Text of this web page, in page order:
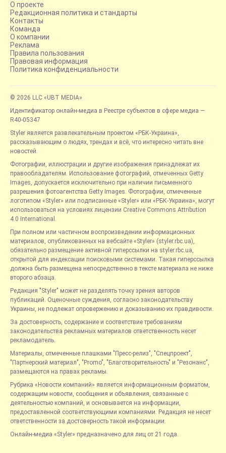
О проекте
Редакционная политика и стандарты
Контакты
Команда
О компании
Реклама
Правила пользования
Правовая информация
Политика конфиденциальности
© 2026 LLC «UBT MEDIA»
Идентификатор онлайн-медиа в Реестре субъектов в сфере медиа —
R40-05347
Styler является развлекательным проектом «РБК-Украина»,
рассказывающим о людях, трендах и всё, что интересно читать вне
новостей.
Фотографии, иллюстрации и другие изображения принадлежат их
правообладателям. Использование фотографий, отмеченных Getty
Images, допускается исключительно при наличии письменного
разрешения фотоагентства Getty Images. Фотографии, отмеченные
логотипом «Styler» или подписанные «Styler» или «РБК-Украина», могут
использоваться на условиях лицензии Creative Commons Attribution
4.0 International.
При полном или частичном воспроизведении информационных
материалов, опубликованных на вебсайте «Styler» (styler.rbc.ua),
обязательно размещение активной гиперссылки на styler.rbc.ua,
открытой для индексации поисковыми системами. Такая гиперссылка
должна быть размещена непосредственно в тексте материала не ниже
второго абзаца.
Редакция "Styler" может не разделять точку зрения авторов
публикаций. Оценочные суждения, согласно законодательству
Украины, не подлежат опровержению и доказыванию их правдивости.
За достоверность, содержание и соответствие требованиям
законодательства рекламных материалов ответственность несет
рекламодатель.
Материалы, отмеченные плашками "Пресс-релиз", "Спецпроект",
"Партнерский материал", "Promo", "Благотворительность" и "Резонанс",
размещаются на правах рекламы.
Рубрика «Новости компаний» является информационным форматом,
содержащим новости, сообщения и объявления, связанные с
деятельностью компаний, и основывается на информации,
предоставленной соответствующими компаниями. Редакция не несет
ответственности за достоверность такой информации.
Онлайн-медиа «Styler» предназначено для лиц от 21 года.